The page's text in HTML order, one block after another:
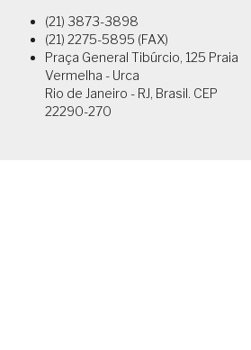
(21) 3873-3898
(21) 2275-5895 (FAX)
Praça General Tibúrcio, 125 Praia
Vermelha - Urca
Rio de Janeiro - RJ, Brasil. CEP
22290-270